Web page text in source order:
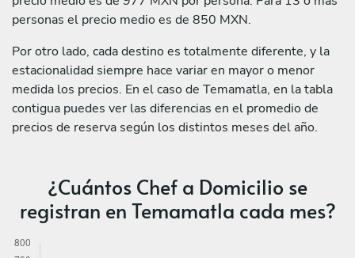
personas el precio medio es de 850 MXN.
Por otro lado, cada destino es totalmente diferente, y la
estacionalidad siempre hace variar en mayor o menor
medida los precios. En el caso de Temamatla, en la tabla
contigua puedes ver las diferencias en el promedio de
precios de reserva según los distintos meses del año.
¿Cuántos Chef a Domicilio se
registran en Temamatla cada mes?